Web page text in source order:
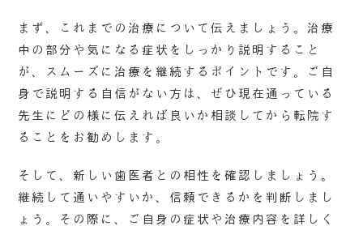
まず、これまでの治療について伝えましょう。治療
中の部分や気になる症状をしっかり説明すること
が、スムーズに治療を継続するポイントです。ご自
身で説明する自信がない方は、ぜひ現在通っている
先生にどの様に伝えれば良いか相談してから転院す
ることをお勧めします。
そして、新しい歯医者との相性を確認しましょう。
継続して通いやすいか、信頼できるかを判断しまし
ょう。その際に、ご自身の症状や治療内容を詳しく